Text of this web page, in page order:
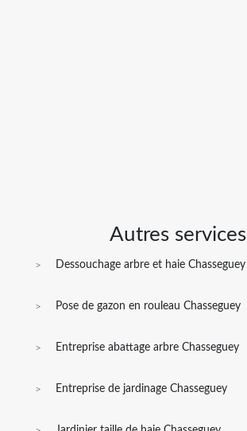
Autres services
Dessouchage arbre et haie Chasseguey
Pose de gazon en rouleau Chasseguey
Entreprise abattage arbre Chasseguey
Entreprise de jardinage Chasseguey